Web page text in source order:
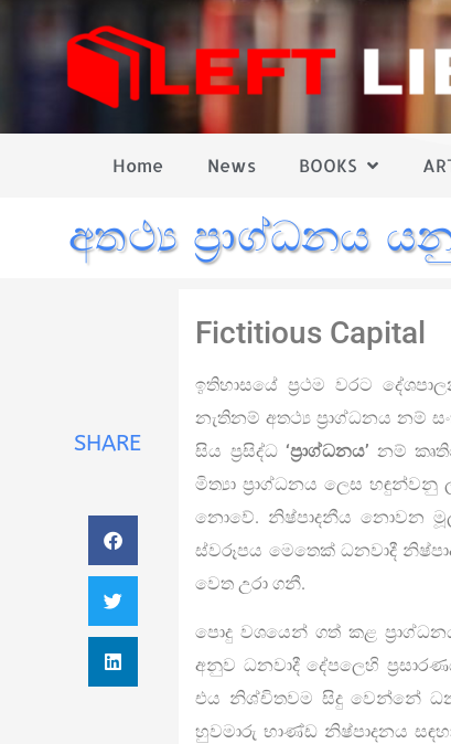
Home News BOOKS
අතථ්‍ය ප්‍රාග්ධනය
SHARE
Fictitious Capital
ඉතිහාසයේ ප්‍රථම වරට
නැතිනම් අතථ්‍ය ප්‍රාග්ධනය නම්
සිය ප්‍රසිද්ධ ‘ප්‍රාග්ධනය’ නම්
මිත්‍යා ප්‍රාග්ධනය ලෙස
නොවේ. නිෂ්පාදනීය නොවන
ස්වරූපය මෙතෙක් ධනවාදී
වෙත උරා ගනී.
පොදු වශයෙන් ගත් කළ
අනුව ධනවාදී දේපලෙහි
එය නිශ්චිතවම සිදු වෙන්නේ
හුවමාරු භාණ්ඩ නිෂ්පාදනය